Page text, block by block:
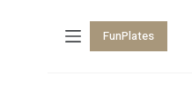
FunPlates